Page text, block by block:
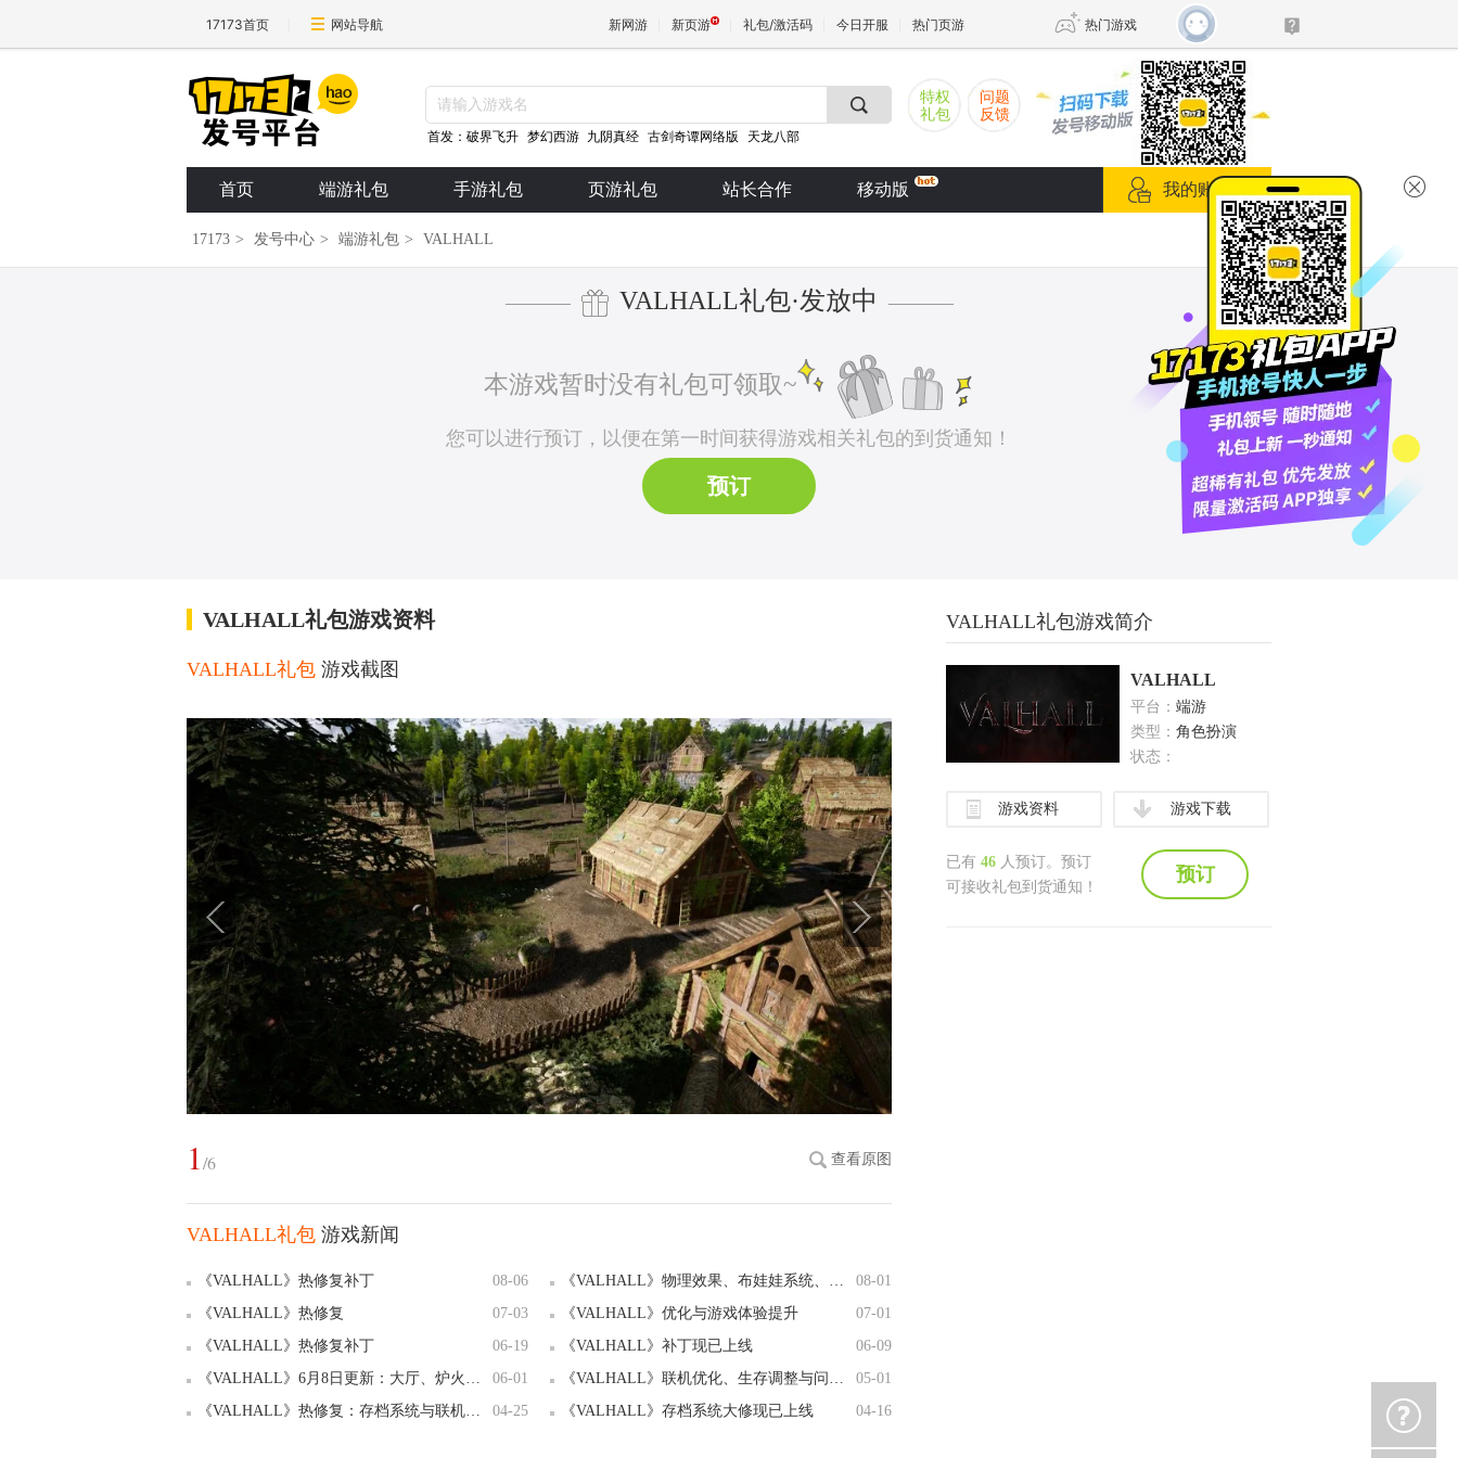
17173首页 网站导航 新网游 新页游 礼包/激活码 今日开服 热门页游 热门游戏
传奇4
新天龙八部
王权与自由 诛仙世界 新仙侠5
首发：破界飞升 梦幻西游 九阴真经 古剑奇谭网络版 天龙八部
特权
礼包
问题
反馈
首页 端游礼包 手游礼包 页游礼包 站长合作 移动版 我的账号箱
17173 > 发号中心 > 端游礼包 > VALHALL
——— VALHALL礼包·发放中 ———
本游戏暂时没有礼包可领取~
您可以进行预订，以便在第一时间获得游戏相关礼包的到货通知！
预订
VALHALL礼包游戏资料
VALHALL礼包 游戏截图
1/6 查看原图
VALHALL礼包 游戏新闻
《VALHALL》热修复补丁 08-06
08-01
《VALHALL》热修复
07-03 《VALHALL》优化与游戏体验提升
07-01
《VALHALL》热修复补丁
06-19 《VALHALL》补丁现已上线
06-09
06-01
05-01
04-25 《VALHALL》存档系统大修现已上线 04-16
VALHALL礼包游戏简介
VALHALL
平台： 端游
类型： 角色扮演
状态：
游戏资料 游戏下载
已有 46 人预订。预订
可接收礼包到货通知！
预订